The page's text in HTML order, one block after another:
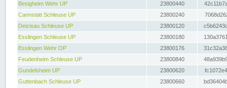
Besigheim Wehr UP
23800440
Cannstatt Schleuse UP
23800240
Deizisau Schleuse UP
23800120
Esslingen Schleuse UP
23800180
Esslingen Wehr OP
23800176
Feudenheim Schleuse UP
23800840
Gundelsheim UP
23800620
Guttenbach Schleuse UP
23800660